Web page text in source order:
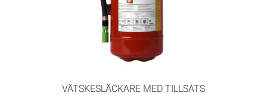
Återkommande kontroll av koldioxidflaskor (CO₂)
Kontroll och underhåll
VÄTSKESLÄCKARE MED TILLSATS